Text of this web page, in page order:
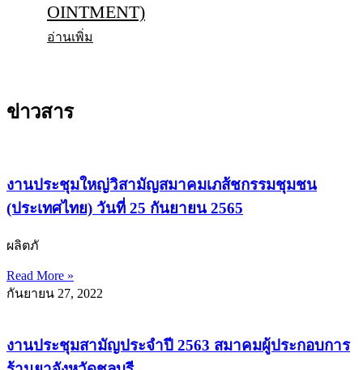
OINTMENT)
อ่านเพิ่ม
ข่าวสาร
งานประชุมใหญ่วิสามัญสมาคมเภส้ชกรรมชุมชน
(ประเทศไทย) วันที่ 25 กันยายน 2565
ผลิตภั
Read More »
กันยายน 27, 2022
งานประชุมสามัญประจำปี 2563 สมาคมผู้ประกอบการ